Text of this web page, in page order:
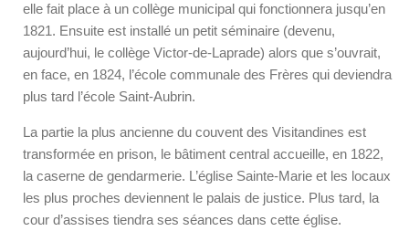
elle fait place à un collège municipal qui fonctionnera jusqu’en
1821. Ensuite est installé un petit séminaire (devenu,
aujourd’hui, le collège Victor-de-Laprade) alors que s’ouvrait,
en face, en 1824, l’école communale des Frères qui deviendra
plus tard l’école Saint-Aubrin.
La partie la plus ancienne du couvent des Visitandines est
transformée en prison, le bâtiment central accueille, en 1822,
la caserne de gendarmerie. L’église Sainte-Marie et les locaux
les plus proches deviennent le palais de justice. Plus tard, la
cour d’assises tiendra ses séances dans cette église.